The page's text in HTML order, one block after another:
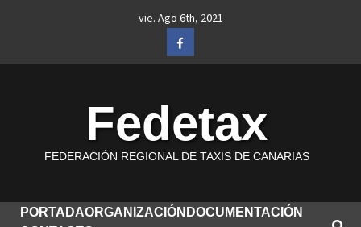
vie. Ago 6th, 2021
Facebook
Fedetax
FEDERACIÓN REGIONAL DE TAXIS DE CANARIAS
PORTADAORGANIZACIÓN DOCUMENTACIÓN